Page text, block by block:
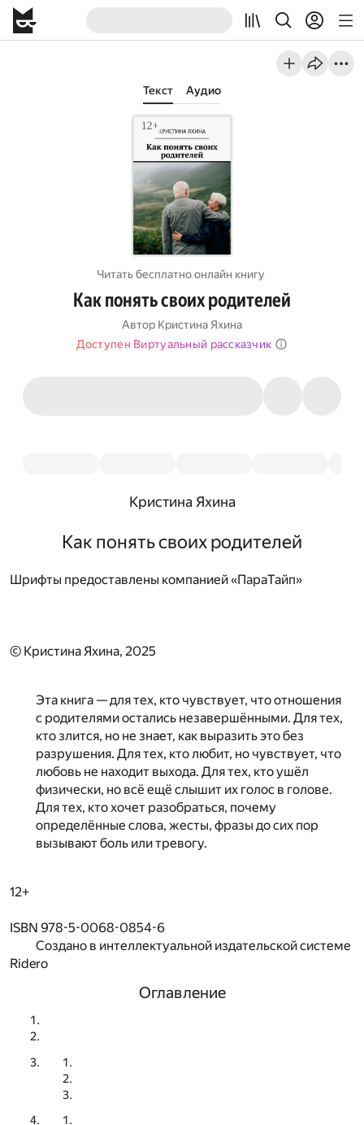
Текст Аудио
Читать бесплатно онлайн книгу
Как понять своих родителей
Автор Кристина Яхина
Доступен Виртуальный рассказчик
Кристина Яхина
Как понять своих родителей
Шрифты предоставлены компанией «ПараТайп»
© Кристина Яхина, 2025
Эта книга — для тех, кто чувствует, что отношения
с родителями остались незавершёнными. Для тех,
кто злится, но не знает, как выразить это без
разрушения. Для тех, кто любит, но чувствует, что
любовь не находит выхода. Для тех, кто ушёл
физически, но всё ещё слышит их голос в голове.
Для тех, кто хочет разобраться, почему
определённые слова, жесты, фразы до сих пор
вызывают боль или тревогу.
12+
ISBN 978-5-0068-0854-6
Создано в интеллектуальной издательской системе
Ridero
Оглавление